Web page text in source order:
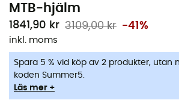
MTB-hjälm
1841,90 kr 3109,00 kr -41%
inkl. moms
Spara 5 % vid köp av 2 produkter, utan
koden Summer5.
Läs mer +
olycka. Den är uppladdningsbar
Bluetooth till Aleck-mobilappen
Fulltäckande KOROYD® för lätt,
energiabsorberande och
rotationskrafter orsakade av